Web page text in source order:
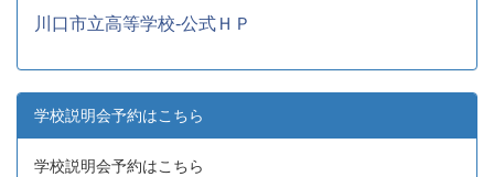
川口市立高等学校-公式ＨＰ
学校説明会予約はこちら
学校説明会予約はこちら